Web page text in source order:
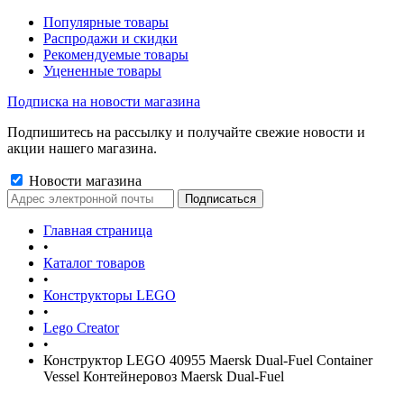
Популярные товары
Распродажи и скидки
Рекомендуемые товары
Уцененные товары
Подписка на новости магазина
Подпишитесь на рассылку и получайте свежие новости и
акции нашего магазина.
Новости магазина
Главная страница
•
Каталог товаров
•
Конструкторы LEGO
•
Lego Creator
•
Конструктор LEGO 40955 Maersk Dual-Fuel Container
Vessel Контейнеровоз Maersk Dual-Fuel